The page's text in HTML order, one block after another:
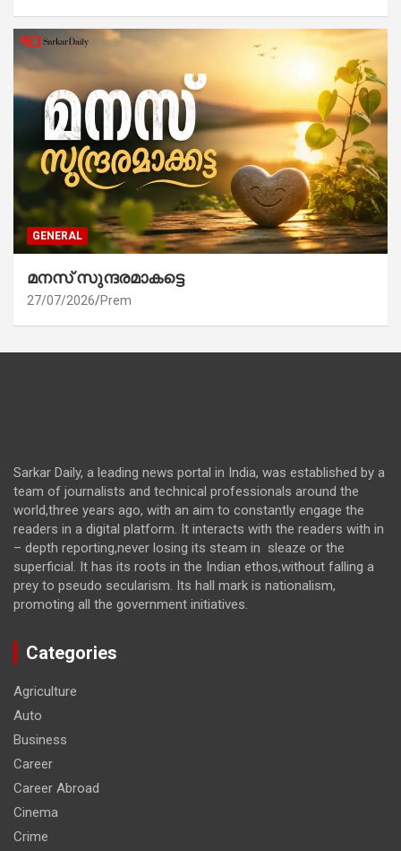
GENERAL
മനസ് സുന്ദരമാകട്ടെ
27/07/2026 Prem
Sarkar Daily, a leading news portal in India, was established by a
team of journalists and technical professionals around the
world,three years ago, with an aim to constantly engage the
readers in a digital platform. It interacts with the readers with in
– depth reporting,never losing its steam in sleaze or the
superficial. It has its roots in the Indian ethos,without falling a
prey to pseudo secularism. Its hall mark is nationalism,
promoting all the government initiatives.
Categories
Agriculture
Auto
Business
Career
Career Abroad
Cinema
Crime